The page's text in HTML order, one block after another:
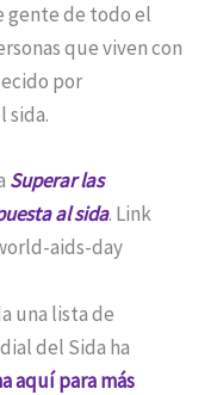
gente de todo el
que viven con
por
sida.
Superar las
al sida. Link
aids-day
una lista de
del Sida ha
aquí para más